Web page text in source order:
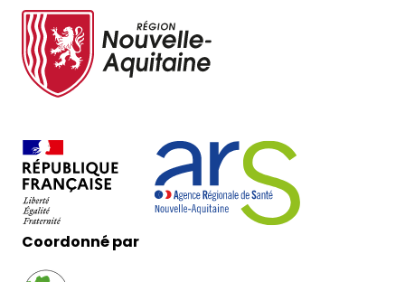
Coordonné par